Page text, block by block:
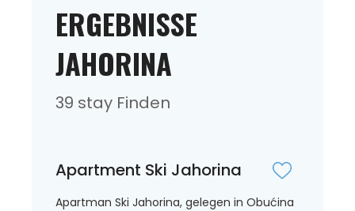
ERGEBNISSE
JAHORINA
39 stay Finden
Apartment Ski Jahorina
Apartman Ski Jahorina, gelegen in Obućina